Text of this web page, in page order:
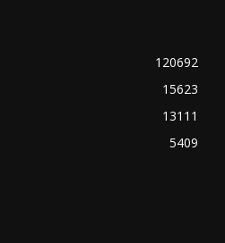
120692
15623
13111
5409